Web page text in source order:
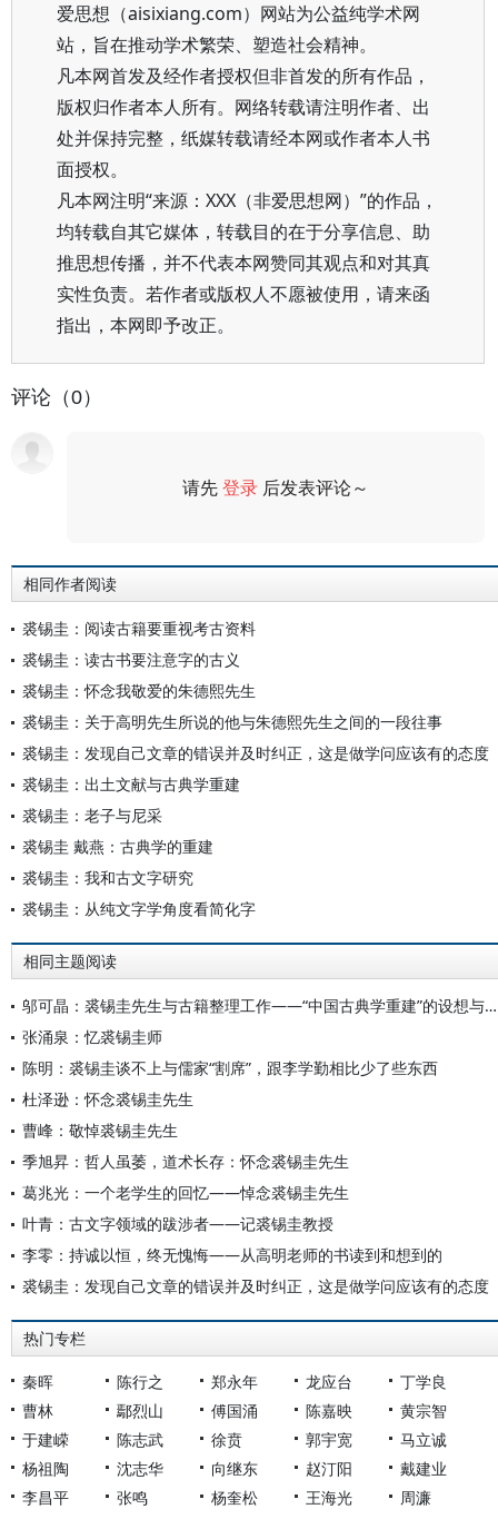
爱思想（aisixiang.com）网站为公益纯学术网
站，旨在推动学术繁荣、塑造社会精神。
凡本网首发及经作者授权但非首发的所有作品，
版权归作者本人所有。网络转载请注明作者、出
处并保持完整，纸媒转载请经本网或作者本人书
面授权。
凡本网注明“来源：XXX（非爱思想网）”的作品，
均转载自其它媒体，转载目的在于分享信息、助
推思想传播，并不代表本网赞同其观点和对其真
实性负责。若作者或版权人不愿被使用，请来函
指出，本网即予改正。
评论（0）
请先登录 后发表评论～
相同作者阅读
裘锡圭：阅读古籍要重视考古资料
裘锡圭：读古书要注意字的古义
裘锡圭：怀念我敬爱的朱德熙先生
裘锡圭：关于高明先生所说的他与朱德熙先生之间的一段往事
裘锡圭：发现自己文章的错误并及时纠正，这是做学问应该有的态度
裘锡圭：出土文献与古典学重建
裘锡圭：老子与尼采
裘锡圭 戴燕：古典学的重建
裘锡圭：我和古文字研究
裘锡圭：从纯文字学角度看简化字
相同主题阅读
邬可晶：裘锡圭先生与古籍整理工作——“中国古典学重建”的设想与实践
张涌泉：忆裘锡圭师
陈明：裘锡圭谈不上与儒家“割席”，跟李学勤相比少了些东西
杜泽逊：怀念裘锡圭先生
曹峰：敬悼裘锡圭先生
季旭昇：哲人虽萎，道术长存：怀念裘锡圭先生
葛兆光：一个老学生的回忆——悼念裘锡圭先生
叶青：古文字领域的跋涉者——记裘锡圭教授
李零：持诚以恒，终无愧悔——从高明老师的书读到和想到的
裘锡圭：发现自己文章的错误并及时纠正，这是做学问应该有的态度
热门专栏
秦晖 陈行之 郑永年 龙应台
丁学良
曹林
鄢烈山 傅国涌 陈嘉映
黄宗智
于建嵘
陈志武 徐贲 郭宇宽
马立诚
杨祖陶
沈志华 向继东 赵汀阳
戴建业
李昌平
张鸣 杨奎松 王海光
周濂